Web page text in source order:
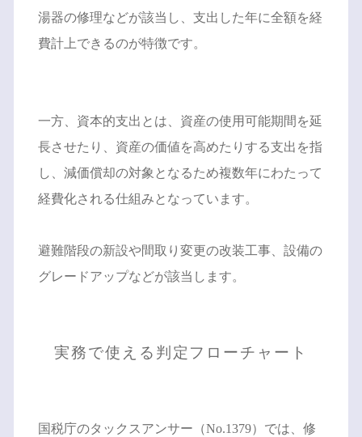
湯器の修理などが該当し、支出した年に全額を経
費計上できるのが特徴です。
一方、資本的支出とは、資産の使用可能期間を延
長させたり、資産の価値を高めたりする支出を指
し、減価償却の対象となるため複数年にわたって
経費化される仕組みとなっています。
避難階段の新設や間取り変更の改装工事、設備の
グレードアップなどが該当します。
実務で使える判定フローチャート
国税庁のタックスアンサー（No.1379）では、修